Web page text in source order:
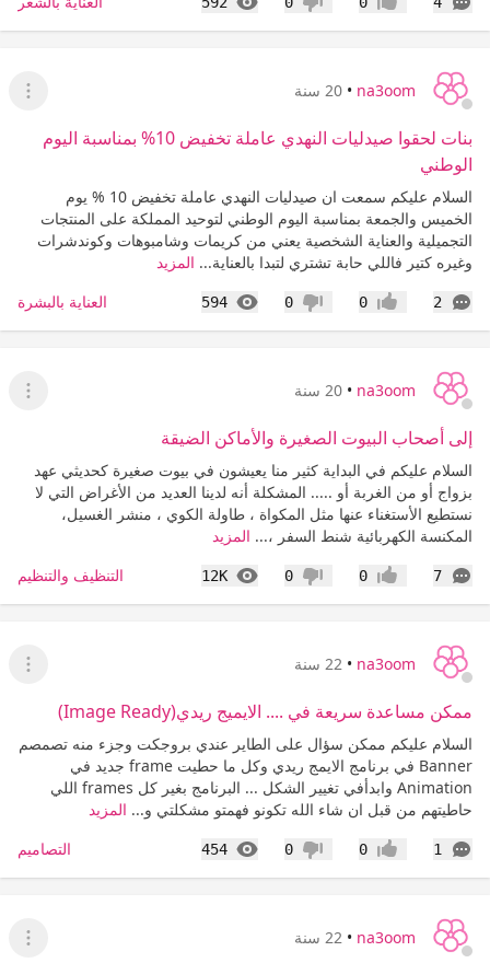
إعجاب عدم إعجاب
na3oom
• 20 سنة
عرض
بنات لحقوا صيدليات النهدي عاملة تخفيض 10% بمناسبة اليوم
الوطني
السلام عليكم سمعت ان صيدليات النهدي عاملة تخفيض 10 % يوم
الخميس والجمعة بمناسبة اليوم الوطني لتوحيد المملكة على المنتجات
التجميلية والعناية الشخصية يعني من كريمات وشامبوهات وكوندشرات
وغيره كتير فاللي حابة تشتري لتبدا بالعناية... المزيد
2
التعليقات إعجاب0 عدم إعجاب
0
594
المشاهدات العناية بالبشرة
na3oom
• 20 سنة
عرض
إلى أصحاب البيوت الصغيرة والأماكن الضيقة
السلام عليكم في البداية كثير منا يعيشون في بيوت صغيرة كحديثي عهد
بزواج أو من الغربة أو ..... المشكلة أنه لدينا العديد من الأغراض التي لا
نستطيع الأستغناء عنها مثل المكواة ، طاولة الكوي ، منشر الغسيل،
المكنسة الكهربائية شنط السفر ،... المزيد
7
التعليقات إعجاب0 عدم إعجاب
0
12K
المشاهدات التنظيف والتنظيم
na3oom
• 22 سنة
عرض
ممكن مساعدة سريعة في .... الايميج ريدي(Image Ready)
السلام عليكم ممكن سؤال على الطاير عندي بروجكت وجزء منه تصمصم
Banner في برنامج الايمج ريدي وكل ما حطيت frame جديد في
Animation وابدأفي تغيير الشكل ... البرنامج بغير كل frames اللي
حاطيتهم من قبل ان شاء الله تكونو فهمتو مشكلتي و... المزيد
1
التعليقات إعجاب0 عدم إعجاب
0
454
المشاهدات التصاميم
na3oom
• 22 سنة
عرض